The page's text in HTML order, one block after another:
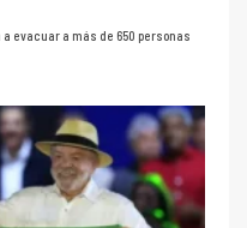
a evacuar a más de 650 personas